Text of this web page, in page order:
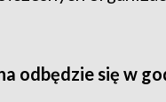
odbędzie się w